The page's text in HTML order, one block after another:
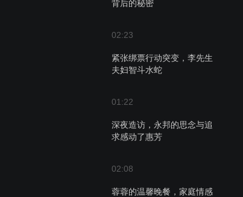
背后的秘密
02:23
紧张绑票行动突变，李先生
夫妇智斗水蛇
01:22
深夜造访，永邦的思念与追
求感动了惠芳
02:08
蓉蓉的温馨晚餐，家庭情感